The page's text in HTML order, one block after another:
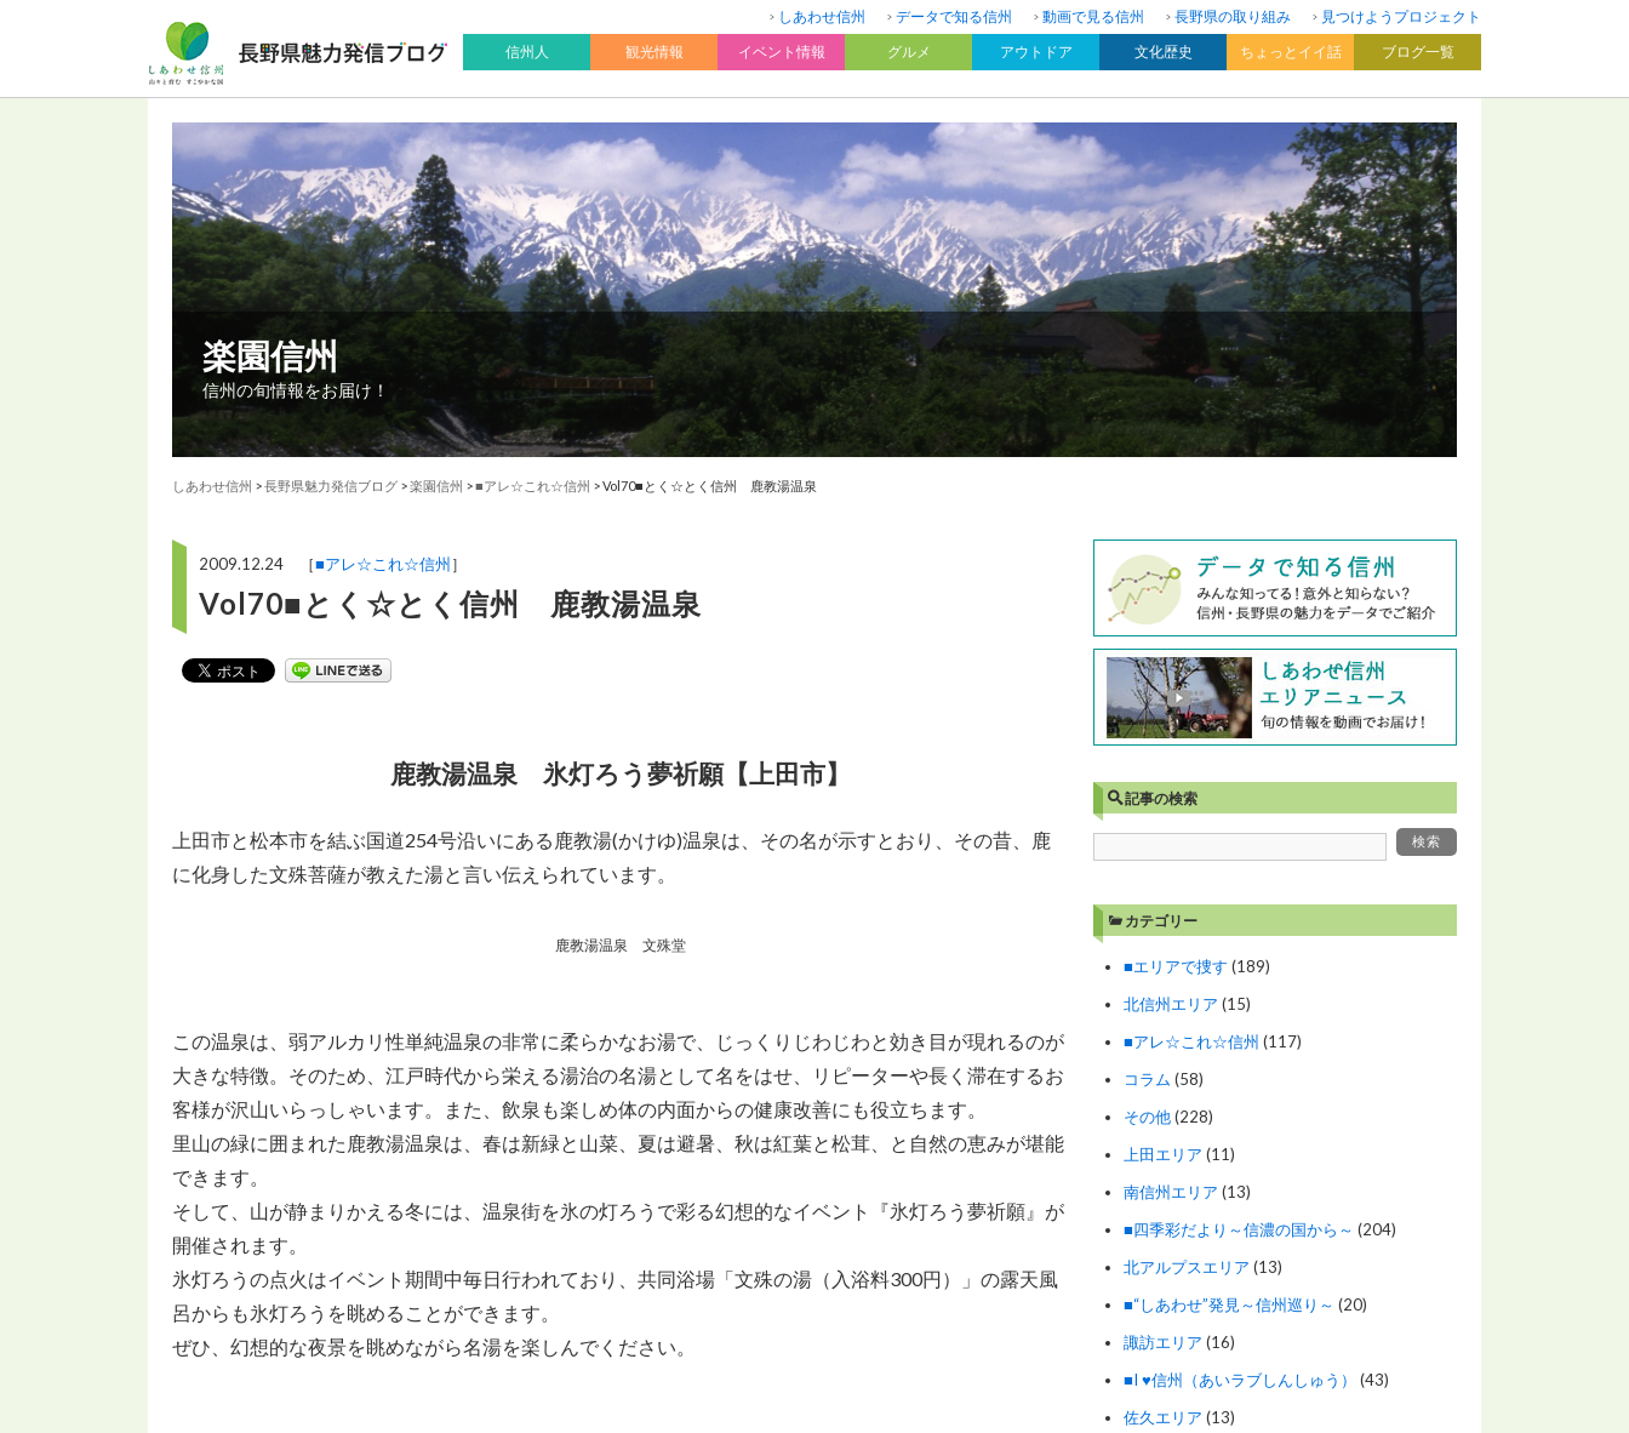
しあわせ信州 データで知る信州 動画で見る信州 長野県の取り組み
見つけようプロジェクト
信州人
観光情報 イベント情報 グルメ アウトドア 文化歴史 ちょっとイイ話 ブログ一覧
楽園信州
信州の旬情報をお届け！
しあわせ信州 >長野県魅力発信ブログ >楽園信州 >■アレ☆これ☆信州 >Vol70■とく☆とく信州 鹿教湯温泉
2009.12.24 ［■アレ☆これ☆信州］
Vol70■とく☆とく信州 鹿教湯温泉
鹿教湯温泉 氷灯ろう夢祈願【上田市】
上田市と松本市を結ぶ国道254号沿いにある鹿教湯(かけゆ)温泉は、その名が示すとおり、その昔、鹿
に化身した文殊菩薩が教えた湯と言い伝えられています。
鹿教湯温泉 文殊堂
この温泉は、弱アルカリ性単純温泉の非常に柔らかなお湯で、じっくりじわじわと効き目が現れるのが
大きな特徴。そのため、江戸時代から栄える湯治の名湯として名をはせ、リピーターや長く滞在するお
客様が沢山いらっしゃいます。また、飲泉も楽しめ体の内面からの健康改善にも役立ちます。
里山の緑に囲まれた鹿教湯温泉は、春は新緑と山菜、夏は避暑、秋は紅葉と松茸、と自然の恵みが堪能
できます。
そして、山が静まりかえる冬には、温泉街を氷の灯ろうで彩る幻想的なイベント『氷灯ろう夢祈願』が
開催されます。
氷灯ろうの点火はイベント期間中毎日行われており、共同浴場「文殊の湯（入浴料300円）」の露天風
呂からも氷灯ろうを眺めることができます。
ぜひ、幻想的な夜景を眺めながら名湯を楽しんでください。
記事の検索
カテゴリー
■エリアで捜す (189)
北信州エリア (15)
■アレ☆これ☆信州 (117)
コラム (58)
その他(228)
上田エリア (11)
南信州エリア (13)
■四季彩だより～信濃の国から～ (204)
北アルプスエリア (13)
■“しあわせ”発見～信州巡り～ (20)
諏訪エリア (16)
■I ♥信州（あいラブしんしゅう）
(43)
佐久エリア (13)